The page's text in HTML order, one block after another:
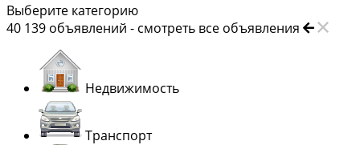
Выберите категорию
40 139 объявлений - смотреть все объявления
Недвижимость
Транспорт